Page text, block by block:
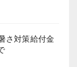
さ対策給付金